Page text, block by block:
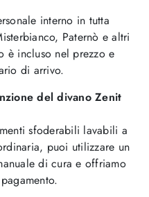
interno in tutta
Paternò e altri
è incluso nel prezzo e
di arrivo.
del divano Zenit
sfoderabili lavabili a
puoi utilizzare un
di cura e offriamo